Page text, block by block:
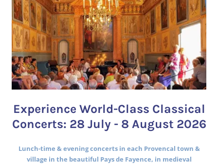
Experience World-Class Classical
Concerts: 28 July - 8 August 2026
Lunch-time & evening concerts in each Provencal town &
village in the beautiful Pays de Fayence, in medieval